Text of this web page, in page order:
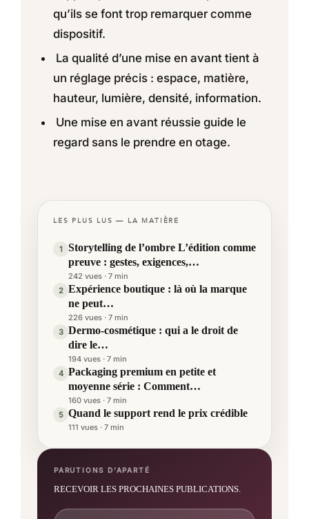
qu’ils se font trop remarquer comme
dispositif.
La qualité d’une mise en avant tient à
un réglage précis : espace, matière,
hauteur, lumière, densité, information.
Une mise en avant réussie guide le
regard sans le prendre en otage.
LES PLUS LUS — LA MATIÈRE
1
Storytelling de l’ombre L’édition comme
preuve : gestes, exigences,…
242 vues · 7 min
2 Expérience boutique : là où la marque
ne peut…
226 vues · 7 min
3 Dermo-cosmétique : qui a le droit de
dire le…
194 vues · 7 min
4 Packaging premium en petite et
moyenne série : Comment…
160 vues · 7 min
5 Quand le support rend le prix crédible
111 vues · 7 min
PARUTIONS D’APARTÉ
RECEVOIR LES PROCHAINES PUBLICATIONS.